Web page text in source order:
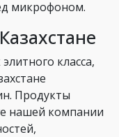
микрофоном.
класса,
Продукты
нашей компании